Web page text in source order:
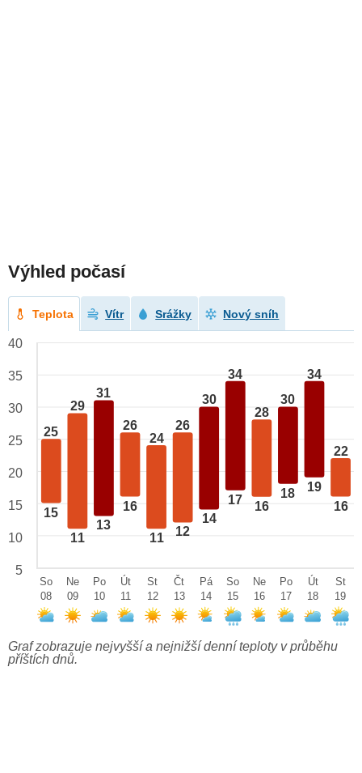
Výhled počasí
Teplota Vítr Srážky Nový sníh
25
15
29
11
31
13
26
16
24
11
26
12
30
14
34
17
28
16
30
18
34
19
22
16
40
35
30
25
20
15
10
5
So
08
Ne
09
Po
10
Út
11
St
12
Čt
13
Pá
14
So
15
Ne
16
Po
17
Út
18
St
19
Graf zobrazuje nejvyšší a nejnižší denní teploty v průběhu
příštích dnů.